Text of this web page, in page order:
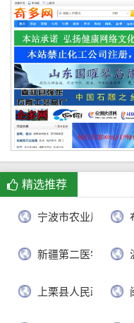
精选推荐
宁波市农业局
新疆第二医学院
上栗县人民政府